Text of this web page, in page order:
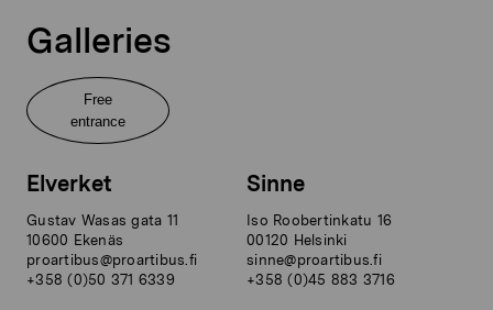
Galleries
Free
entrance
Elverket
Gustav Wasas gata 11
10600 Ekenäs
proartibus@proartibus.fi
+358 (0)50 371 6339
Sinne
Iso Roobertinkatu 16
00120 Helsinki
sinne@proartibus.fi
+358 (0)45 883 3716